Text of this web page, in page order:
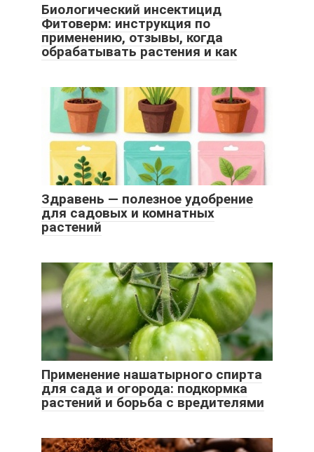
Биологический инсектицид
Фитоверм: инструкция по
применению, отзывы, когда
обрабатывать растения и как
Здравень — полезное удобрение
для садовых и комнатных
растений
Применение нашатырного спирта
для сада и огорода: подкормка
растений и борьба с вредителями